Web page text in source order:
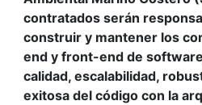
contratados serán
construir y mantener los
end y front-end de
calidad, escalabilidad,
exitosa del código con la